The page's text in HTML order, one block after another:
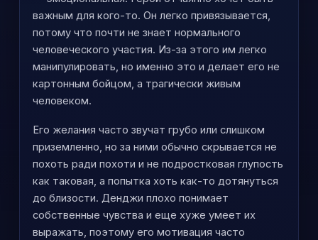
важным для кого-то. Он легко привязывается,
потому что почти не знает нормального
человеческого участия. Из-за этого им легко
манипулировать, но именно это и делает его не
картонным бойцом, а трагически живым
человеком.
Его желания часто звучат грубо или слишком
приземленно, но за ними обычно скрывается не
похоть ради похоти и не подростковая глупость
как таковая, а попытка хоть как-то дотянуться
до близости. Денджи плохо понимает
собственные чувства и еще хуже умеет их
выражать, поэтому его мотивация часто